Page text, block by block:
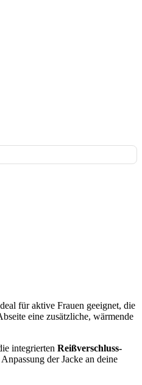
für aktive Frauen geeignet, die
eine zusätzliche, wärmende
integrierten Reißverschluss-
der Jacke an deine